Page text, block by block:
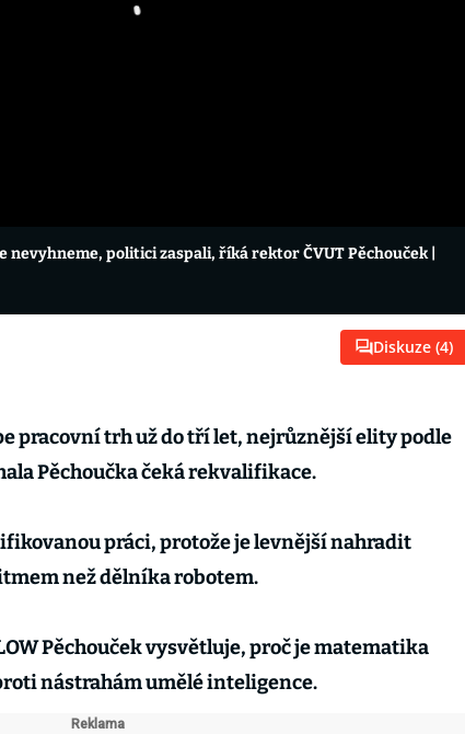
nevyhneme, politici zaspali, říká rektor ČVUT Pěchouček
Diskuze (4)
pracovní trh už do tří let, nejrůznější elity podle
Pěchoučka čeká rekvalifikace.
práci, protože je levnější nahradit
než dělníka robotem.
Pěchouček vysvětluje, proč je matematika
nástrahám umělé inteligence.